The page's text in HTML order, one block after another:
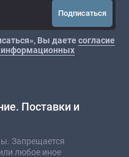
Подписаться
Вы даетесогласие
информационных
Поставки и
Запрещается
любое иное